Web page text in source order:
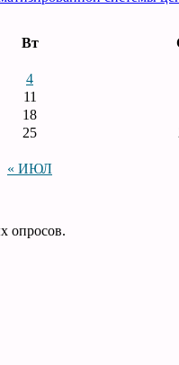
Вт
« ИЮЛ
4
11
18
25
опросов.